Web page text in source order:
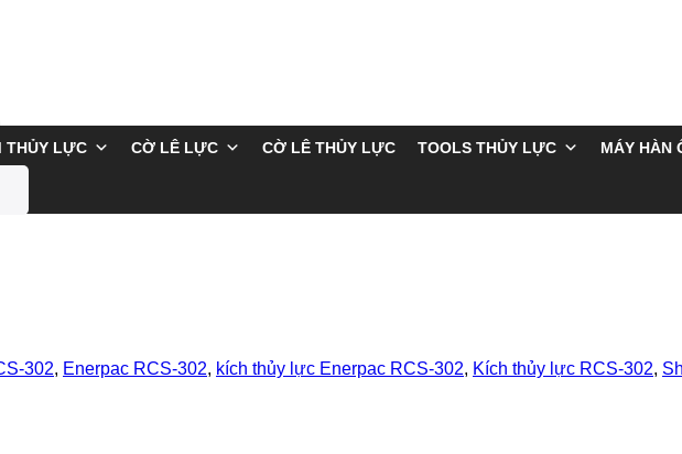
THỦY LỰC CỜ LÊ LỰC CỜ LÊ THỦY LỰC TOOLS THỦY LỰC MÁY HÀN
302, Enerpac RCS-302, kích thủy lực Enerpac RCS-302, Kích thủy lực RCS-302,